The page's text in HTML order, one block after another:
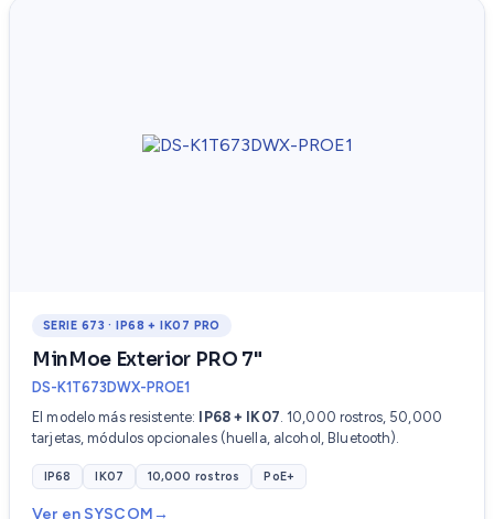
SERIE 673 · IP68 + IK07 PRO
MinMoe Exterior PRO 7"
DS-K1T673DWX-PROE1
El modelo más resistente:
IP68 + IK07. 10,000 rostros, 50,000
tarjetas, módulos opcionales (huella, alcohol, Bluetooth).
IP68 IK07 10,000 rostros PoE+
Ver en SYSCOM